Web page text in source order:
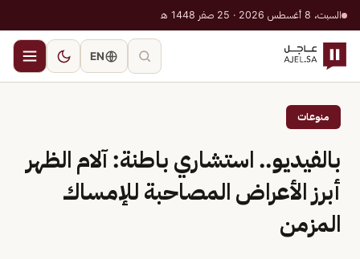
السبت، 8 أغسطس 2026 · 25 صفر 1448 هـ
EN
منوعات
بالفيديو.. استشاري باطنة: آلام الظهر
أبرز الأعراض المصاحبة للإمساك
المزمن